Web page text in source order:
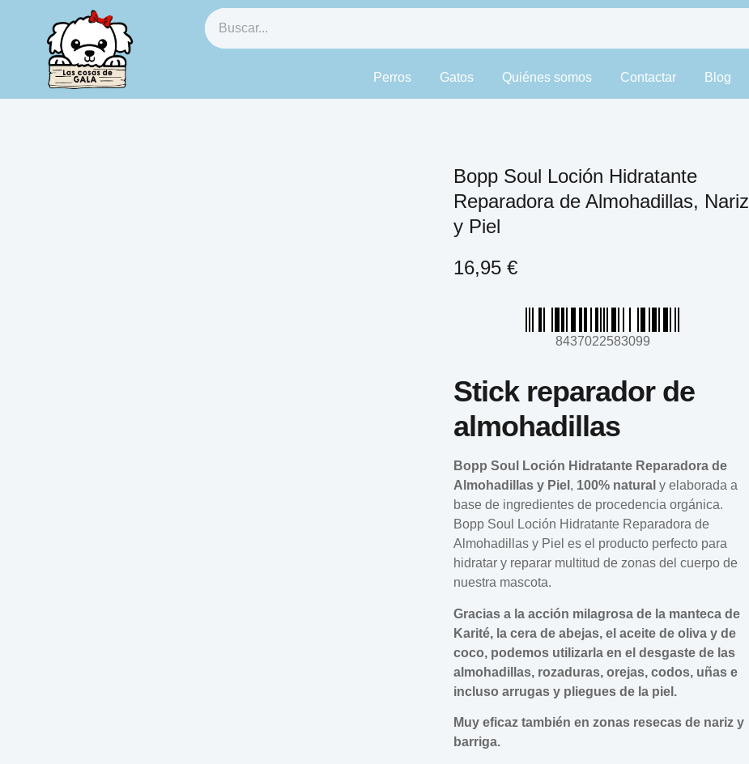
Perros Gatos Quiénes somos Contactar Blog
Bopp Soul Loción Hidratante
Reparadora de Almohadillas, Nariz
y Piel
16,95 €
8437022583099
Stick reparador de
almohadillas
Bopp Soul Loción Hidratante Reparadora de
Almohadillas y Piel , 100% natural y elaborada a
base de ingredientes de procedencia orgánica.
Bopp Soul Loción Hidratante Reparadora de
Almohadillas y Piel es el producto perfecto para
hidratar y reparar multitud de zonas del cuerpo de
nuestra mascota.
Gracias a la acción milagrosa de la manteca de
Karité, la cera de abejas, el aceite de oliva y de
coco, podemos utilizarla en el desgaste de las
almohadillas, rozaduras, orejas, codos, uñas e
incluso arrugas y pliegues de la piel.
Muy eficaz también en zonas resecas de nariz y
barriga.